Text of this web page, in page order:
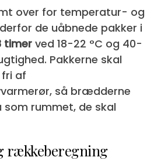
over for temperatur- og
de uåbnede pakker i
timer ved 18-22 °C og 40-
Pakkerne skal
af
så brædderne
rummet, de skal
rækkeberegning